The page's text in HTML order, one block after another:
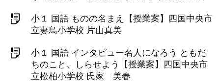
小１ 国語 ものの名まえ【授業案】四国中央市
立妻鳥小学校 片山真美
小１ 国語 インタビュー名人になろう ともだ
ちのこと、しらせよう【授業案】四国中央市
立松柏小学校 氏家 美春